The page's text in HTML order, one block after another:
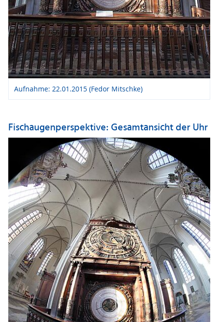
Aufnahme: 22.01.2015 (Fedor Mitschke)
Fischaugenperspektive: Gesamtansicht der Uhr